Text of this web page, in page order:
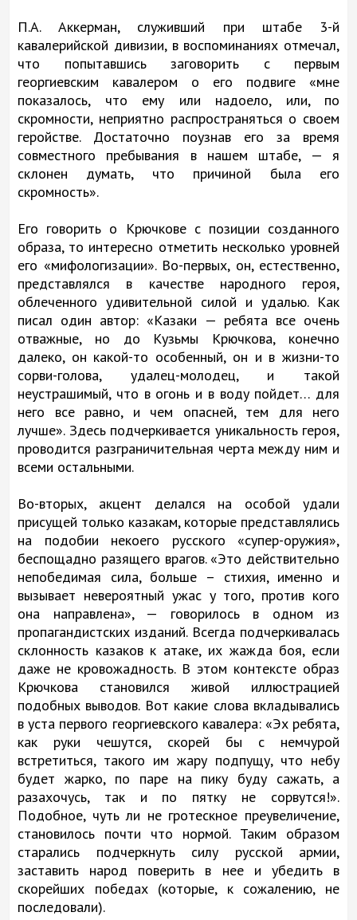
П.А. Аккерман, служивший при штабе 3-й
кавалерийской дивизии, в воспоминаниях отмечал,
что попытавшись заговорить с первым
георгиевским кавалером о его подвиге «мне
показалось, что ему или надоело, или, по
скромности, неприятно распространяться о своем
геройстве. Достаточно поузнав его за время
совместного пребывания в нашем штабе, — я
склонен думать, что причиной была его
скромность».
Его говорить о Крючкове с позиции созданного
образа, то интересно отметить несколько уровней
его «мифологизации». Во-первых, он, естественно,
представлялся в качестве народного героя,
облеченного удивительной силой и удалью. Как
писал один автор: «Казаки — ребята все очень
отважные, но до Кузьмы Крючкова, конечно
далеко, он какой-то особенный, он и в жизни-то
сорви-голова, удалец-молодец, и такой
неустрашимый, что в огонь и в воду пойдет… для
него все равно, и чем опасней, тем для него
лучше». Здесь подчеркивается уникальность героя,
проводится разграничительная черта между ним и
всеми остальными.
Во-вторых, акцент делался на особой удали
присущей только казакам, которые представлялись
на подобии некоего русского «супер-оружия»,
беспощадно разящего врагов. «Это действительно
непобедимая сила, больше – стихия, именно и
вызывает невероятный ужас у того, против кого
она направлена», — говорилось в одном из
пропагандистских изданий. Всегда подчеркивалась
склонность казаков к атаке, их жажда боя, если
даже не кровожадность. В этом контексте образ
Крючкова становился живой иллюстрацией
подобных выводов. Вот какие слова вкладывались
в уста первого георгиевского кавалера: «Эх ребята,
как руки чешутся, скорей бы с немчурой
встретиться, такого им жару подпущу, что небу
будет жарко, по паре на пику буду сажать, а
разахочусь, так и по пятку не сорвутся!».
Подобное, чуть ли не гротескное преувеличение,
становилось почти что нормой. Таким образом
старались подчеркнуть силу русской армии,
заставить народ поверить в нее и убедить в
скорейших победах (которые, к сожалению, не
последовали).